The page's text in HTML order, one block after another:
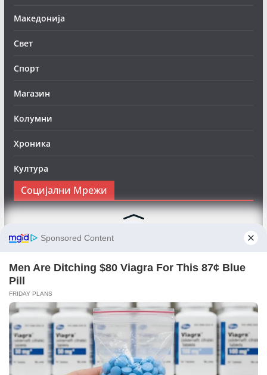
Македонија
Свет
Спорт
Магазин
Колумни
Хроника
Култура
Социјални Мрежи